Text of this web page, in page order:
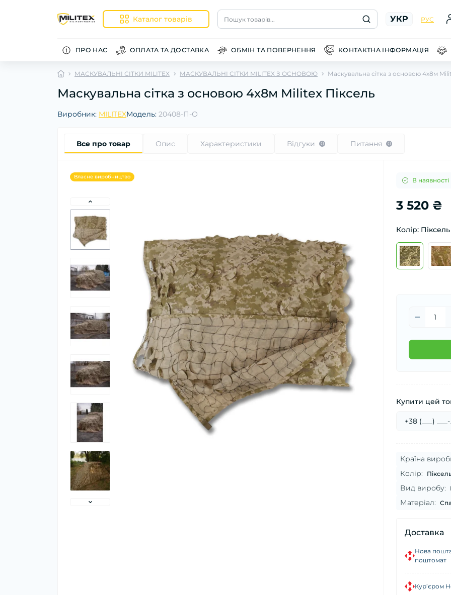
Каталог товарів Пошук товарів... УКР РУС
ПРО НАС ОПЛАТА ТА ДОСТАВКА ОБМІН ТА ПОВЕРНЕННЯ КОНТАКТНА ІНФОРМАЦІЯ
МАСКУВАЛЬНІ СІТКИ MILITEX МАСКУВАЛЬНІ СІТКИ MILITEX З ОСНОВОЮ Маскувальна сітка з основою 4х8м
Маскувальна сітка з основою 4х8м Militex Піксель
Виробник: MILITEXМодель: 20408-П-О
Все про товар Опис Характеристики Відгуки 0 Питання 0
Власне виробництво В наявності
3 520 ₴
Колір: Піксель
Купити цей
Країна
Колір:
Вид виробу:
Матеріал:
Доставка
Нова пошта
поштомат
Кур’єром